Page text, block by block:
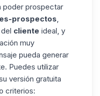
poder prospectar
prospectos,
cliente ideal, y
muy
pueda generar
Puedes utilizar
versión gratuita
criterios: